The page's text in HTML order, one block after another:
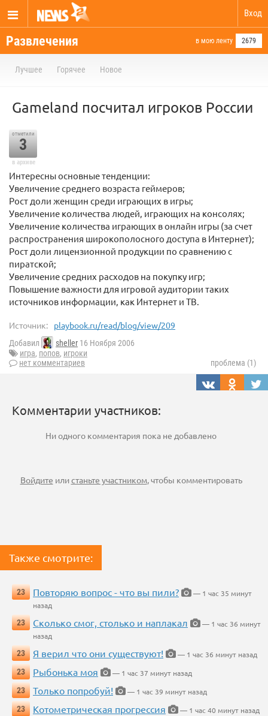
Вход
Развлечения в мою ленту 2679
Лучшее Горячее Новое
Gameland посчитал игроков России
отметили
3
в архиве
Интересны основные тенденции:
Увеличение среднего возраста геймеров;
Рост доли женщин среди играющих в игры;
Увеличение количества людей, играющих на консолях;
Увеличение количества играющих в онлайн игры (за счет
распространения широкополосного доступа в Интернет);
Рост доли лицензионной продукции по сравнению с
пиратской;
Увеличение средних расходов на покупку игр;
Повышение важности для игровой аудитории таких
источников информации, как Интернет и ТВ.
Источник: playbook.ru/read/blog/view/209
Добавил sheller 16 Ноября 2006
игра, попов, игроки
нет комментариев
проблема (1)
Комментарии участников:
Ни одного комментария пока не добавлено
Войдите илистаньте участником, чтобы комментировать
Также смотрите:
23 Повторяю вопрос - что вы пили?
— 1 час 35 минут
назад
23
Сколько смог, столько и наплакал
— 1 час 36 минут
назад
23
Я верил что они существуют!
— 1 час 36 минут назад
23
Рыбонька моя
— 1 час 37 минут назад
23
Только попробуй!
— 1 час 39 минут назад
23
Котометрическая прогрессия
— 1 час 40 минут назад